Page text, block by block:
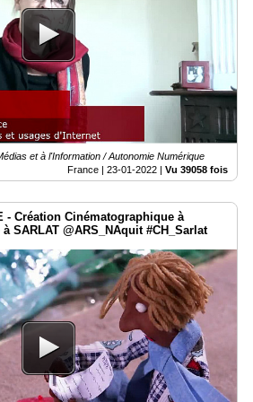
et à l'Information / Autonomie Numérique
France | 23-01-2022 Vu 39058 fois
- Création Cinématographique à
SARLAT @ARS_NAquit #CH_Sarlat